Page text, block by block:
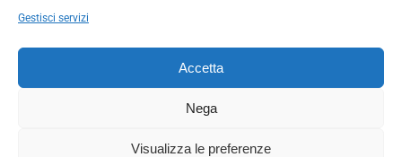
Gestisci servizi
Accetta
Nega
Visualizza le preferenze
La Società ha inoltre adottato un proprio Codice Etico, consultabile al seguente link:
Scarica il Codice Etico